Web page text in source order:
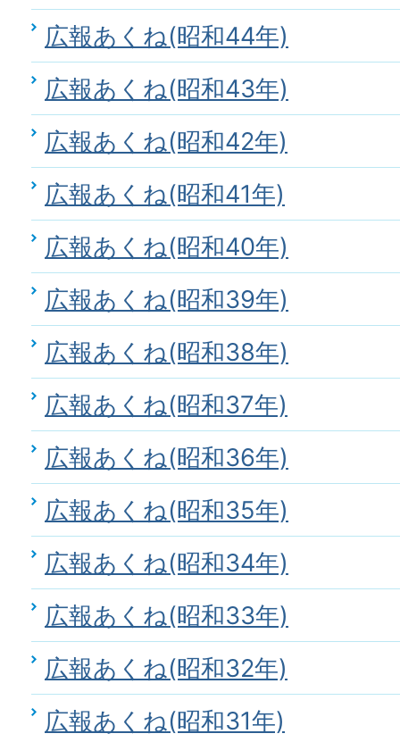
広報あくね(昭和44年)
広報あくね(昭和43年)
広報あくね(昭和42年)
広報あくね(昭和41年)
広報あくね(昭和40年)
広報あくね(昭和39年)
広報あくね(昭和38年)
広報あくね(昭和37年)
広報あくね(昭和36年)
広報あくね(昭和35年)
広報あくね(昭和34年)
広報あくね(昭和33年)
広報あくね(昭和32年)
広報あくね(昭和31年)